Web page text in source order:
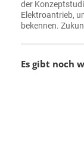
der
Elektroantrieb,
bekennen.
Es gibt noch